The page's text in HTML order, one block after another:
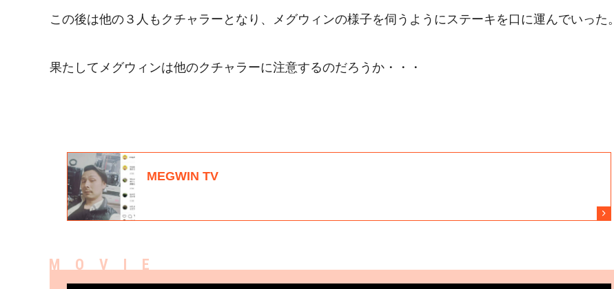
この後は他の３人もクチャラーとなり、メグウィンの様子を伺うようにステーキを口に運んでいった。
果たしてメグウィンは他のクチャラーに注意するのだろうか・・・